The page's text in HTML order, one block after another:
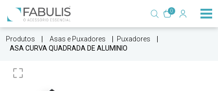
0
Produtos Asas e Puxadores
Puxadores
ASA CURVA QUADRADA DE ALUMINIO